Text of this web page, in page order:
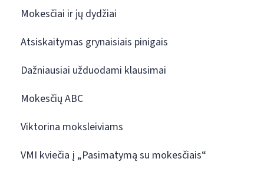
Mokesčiai ir jų dydžiai
Atsiskaitymas grynaisiais pinigais
Dažniausiai užduodami klausimai
Mokesčių ABC
Viktorina moksleiviams
VMI kviečia į „Pasimatymą su mokesčiais“